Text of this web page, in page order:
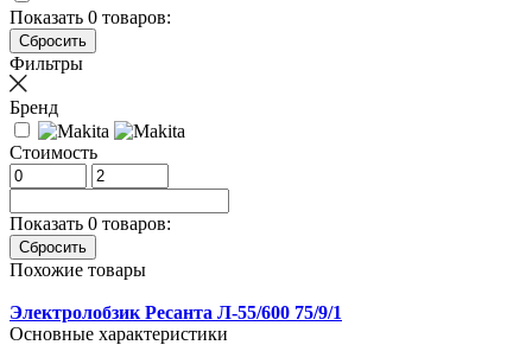
Показать 0 товаров:
Фильтры
Бренд
Стоимость
Показать 0 товаров:
Похожие товары
Электролобзик Ресанта Л-55/600 75/9/1
Основные характеристики